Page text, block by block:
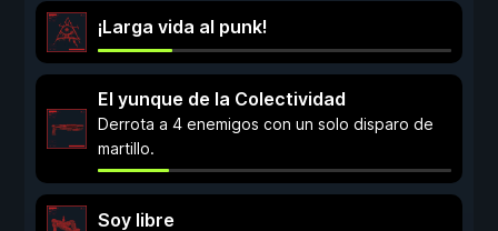
¡Larga vida al punk!
El yunque de la Colectividad
Derrota a 4 enemigos con un solo disparo de
martillo.
Soy libre